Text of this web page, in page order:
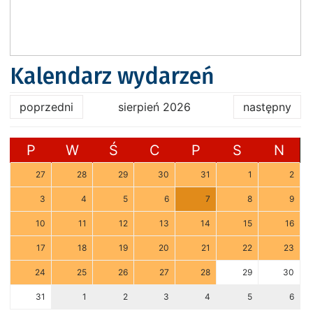
Kalendarz wydarzeń
poprzedni sierpień 2026 następny
P W Ś C P S N
27 28 29 30 31 1 2
3 4 5 6 7 8 9
10 11 12 13 14 15 16
17 18 19 20 21 22 23
24 25 26 27 28 29 30
31 1 2 3 4 5 6